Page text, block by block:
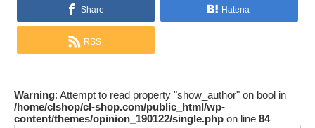
Share Hatena
RSS
Warning: Attempt to read property "show_author" on bool in
/home/clshop/cl-shop.com/public_html/wp-
content/themes/opinion_190122/single.php on line 84